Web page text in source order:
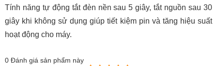
Tính năng tự động tắt đèn nền sau 5 giây, tắt nguồn sau 30
giây khi không sử dụng giúp tiết kiệm pin và tăng hiệu suất
hoạt động cho máy.
0 Đánh giá sản phẩm này